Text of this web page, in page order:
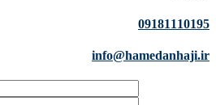
09181110195
info@hamedanhaji.ir